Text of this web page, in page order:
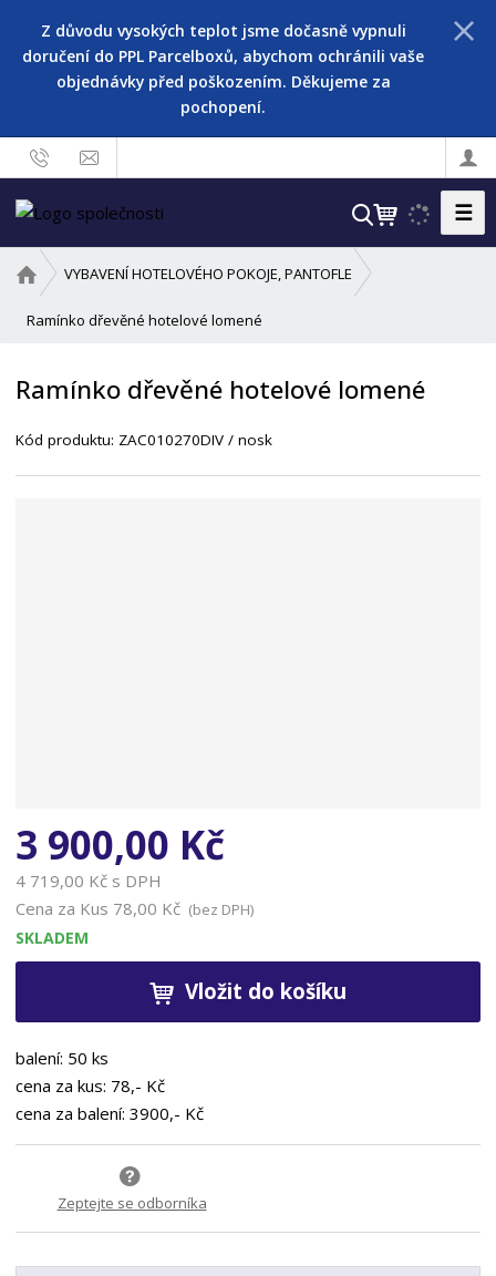
Z důvodu vysokých teplot jsme dočasně vypnuli
doručení do PPL Parcelboxů, abychom ochránili vaše
objednávky před poškozením. Děkujeme za
pochopení.
V
t
☰
v
o
í
t
VYBAVENÍ HOTELOVÉHO POKOJE, PANTOFLE
Ramínko dřevěné hotelové lomené
Ramínko dřevěné hotelové lomené
Kód produktu: ZAC010270DIV / nosk
3 900,00 Kč
4 719,00 Kč s DPH
Cena za Kus 78,00 Kč (bez DPH)
SKLADEM
Vložit do košíku
balení: 50 ks
cena za kus: 78,- Kč
cena za balení: 3900,- Kč
Zeptejte se odborníka